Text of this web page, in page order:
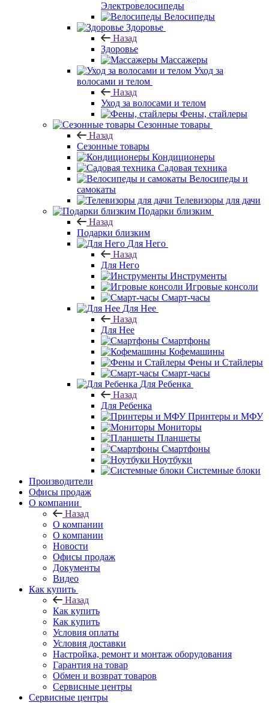
Электровелосипеды
Велосипеды
Здоровье
Назад
Здоровье
Массажеры
Уход за
волосами и телом
Назад
Уход за волосами и телом
Фены, стайлеры
Сезонные товары
Назад
Сезонные товары
Кондиционеры
Садовая техника
Велосипеды и
самокаты
Телевизоры для дачи
Подарки близким
Назад
Подарки близким
Для Него
Назад
Для Него
Инструменты
Игровые консоли
Смарт-часы
Для Нее
Назад
Для Нее
Смартфоны
Кофемашины
Фены и Стайлеры
Смарт-часы
Для Ребенка
Назад
Для Ребенка
Принтеры и МФУ
Мониторы
Планшеты
Смартфоны
Ноутбуки
Системные блоки
Производители
Офисы продаж
О компании
Назад
О компании
О компании
Новости
Офисы продаж
Документы
Видео
Как купить
Назад
Как купить
Как купить
Условия оплаты
Условия доставки
Настройка, ремонт и монтаж оборудования
Гарантия на товар
Обмен и возврат товаров
Сервисные центры
Сервисные центры